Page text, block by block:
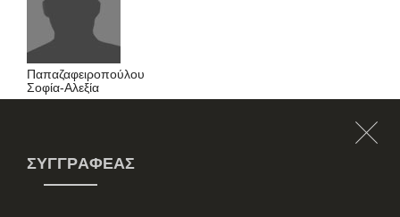
Παπαζαφειροπούλου
Σοφία-Αλεξία
ΣΥΓΓΡΑΦΈΑΣ